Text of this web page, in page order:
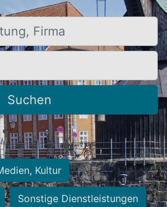
Suchen
Kultur
Sonstige Dienstleistungen